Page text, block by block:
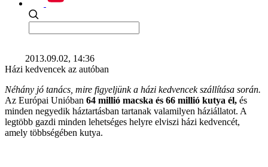
2013.09.02, 14:36
Házi kedvencek az autóban
Néhány jó tanács, mire figyeljünk a házi kedvencek szállítása során.
Az Európai Unióban 64 millió macska és 66 millió kutya él, és
minden negyedik háztartásban tartanak valamilyen háziállatot. A
legtöbb gazdi minden lehetséges helyre elviszi házi kedvencét,
amely többségében kutya.